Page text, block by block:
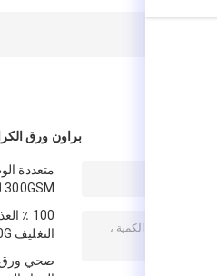
براون ورق
متعددة
300GSM لصنع الملابس العلامة
100
التغليف 100G - 450G الوزن مكافحة الضفيرة
صحي ورق